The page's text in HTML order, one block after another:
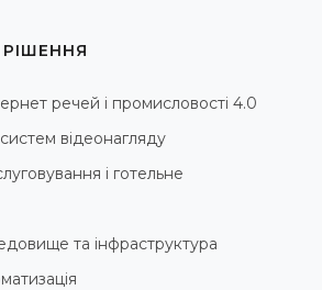
речей і промисловості 4.0
відеонагляду
і готельне
та інфраструктура